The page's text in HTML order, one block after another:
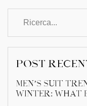
POST
Men’s Suit
Winter: What